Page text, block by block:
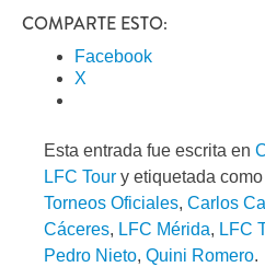
COMPARTE ESTO:
Facebook
X
Esta entrada fue escrita en
LFC Tour y etiquetada como
Torneos Oficiales, Carlos
Cáceres, LFC Mérida, LFC
Pedro Nieto, Quini Romero.